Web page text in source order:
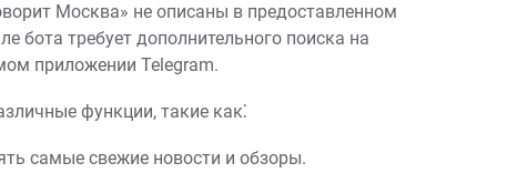
Москва» не описаны в предоставленном
бота требует дополнительного поиска на
приложении Telegram.
функции, такие как⁚
самые свежие новости и обзоры.